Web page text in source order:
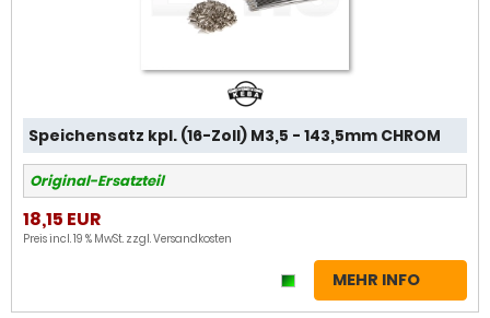
Speichensatz kpl. (16-Zoll) M3,5 - 143,5mm CHROM
Original-Ersatzteil
18,15 EUR
Preis incl. 19 % MwSt. zzgl.Versandkosten
MEHR INFO